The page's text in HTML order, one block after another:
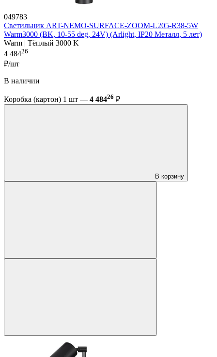
049783
Светильник ART-NEMO-SURFACE-ZOOM-L205-R38-5W
Warm3000 (BK, 10-55 deg, 24V) (Arlight, IP20 Металл, 5 лет)
Warm | Тёплый 3000 K
4 48426
₽/шт
В наличии
Коробка (картон) 1 шт — 4 48426 ₽
В корзину